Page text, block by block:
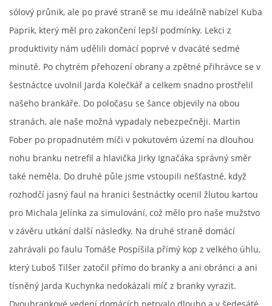
sólový průnik, ale po pravé straně se mu ideálně nabízel Kuba
Paprik, který měl pro zakončení lepší podmínky. Lekci z
produktivity nám udělili domácí poprvé v dvacáté sedmé
minutě. Po chytrém přehození obrany a zpětné přihrávce se v
šestnáctce uvolnil Jarda Kolečkář a celkem snadno prostřelil
našeho brankáře. Do poločasu se šance objevily na obou
stranách, ale naše možná vypadaly nebezpečněji. Martin
Fober po propadnutém míči v pokutovém území na dlouhou
nohu branku netrefil a hlavička Jirky Ignačáka správný směr
také neměla. Do druhé půle jsme vstoupili nešťastně, když
rozhodčí jasný faul na hranici šestnáctky ocenil žlutou kartou
pro Michala Jelínka za simulování, což mělo pro naše mužstvo
v závěru utkání další následky. Na druhé straně domácí
zahrávali po faulu Tomáše Pospíšila přímý kop z velkého úhlu,
který Luboš Tilšer zatočil přímo do branky a ani obránci a ani
tísněný Jarda Kuchynka nedokázali míč z branky vyrazit.